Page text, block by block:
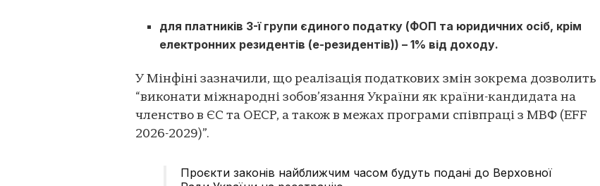
для платників 3-ї групи єдиного податку (ФОП та юридичних осіб, крім
електронних резидентів (е-резидентів)) – 1% від доходу.
У Мінфіні зазначили, що реалізація податкових змін зокрема дозволить
“виконати міжнародні зобов’язання України як країни-кандидата на
членство в ЄС та ОЕСР, а також в межах програми співпраці з МВФ (EFF
2026-2029)”.
Проєкти законів найближчим часом будуть подані до Верховної